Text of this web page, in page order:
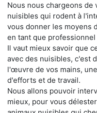
Nous nous chargeons
nuisibles qui rodent à
vous donner les moyens
en tant que
Il vaut mieux savoir que
avec des nuisibles, c'est
l'œuvre de vos mains,
d'efforts et de travail.
Nous allons pouvoir
mieux, pour vous